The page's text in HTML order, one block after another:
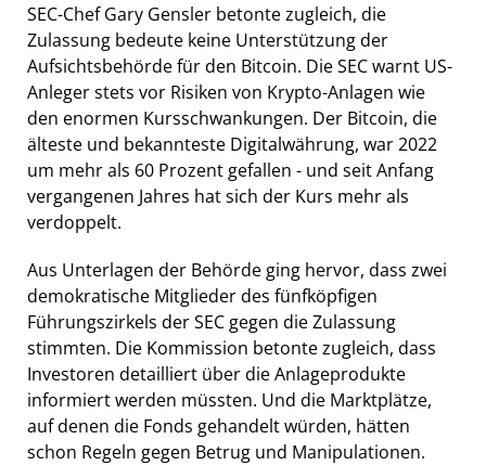
SEC-Chef Gary Gensler betonte zugleich, die
Zulassung bedeute keine Unterstützung der
Aufsichtsbehörde für den Bitcoin. Die SEC warnt US-
Anleger stets vor Risiken von Krypto-Anlagen wie
den enormen Kursschwankungen. Der Bitcoin, die
älteste und bekannteste Digitalwährung, war 2022
um mehr als 60 Prozent gefallen - und seit Anfang
vergangenen Jahres hat sich der Kurs mehr als
verdoppelt.
Aus Unterlagen der Behörde ging hervor, dass zwei
demokratische Mitglieder des fünfköpfigen
Führungszirkels der SEC gegen die Zulassung
stimmten. Die Kommission betonte zugleich, dass
Investoren detailliert über die Anlageprodukte
informiert werden müssten. Und die Marktplätze,
auf denen die Fonds gehandelt würden, hätten
schon Regeln gegen Betrug und Manipulationen.